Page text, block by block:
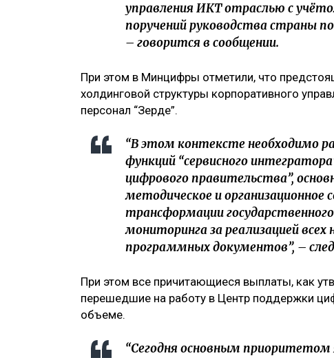
управления ИКТ отраслью с
поручений руководства страны
– говорится в сообщении.
При этом в Минцифры отметили, что
холдинговой структуры корпоративного
персонал “Зерде”.
“В этом контексте необходимо
функций “сервисного
цифрового правительства”,
методическое и организационное
трансформации
мониторинга за реализацией
программных документов”, –
При этом все причитающиеся выплаты, как
перешедшие на работу в Центр поддержки
объеме.
“Сегодня основным